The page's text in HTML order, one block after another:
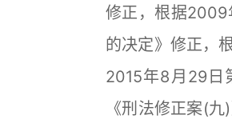
修正，根据2009
的决定》修正，
2015年8月29日
《刑法修正案(